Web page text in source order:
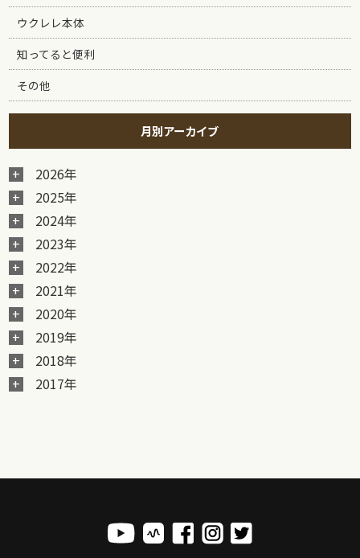
ウクレレ本体
知ってると便利
その他
月別アーカイブ
2026年
2025年
2024年
2023年
2022年
2021年
2020年
2019年
2018年
2017年